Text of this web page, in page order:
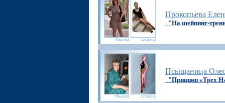
Прокопьева
"На шейпинг-
Псыщаница
"Принцип «Трех